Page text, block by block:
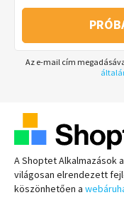
Az e-mail cím
A Shoptet Alkalmazások
világosan elrendezett
köszönhetően a